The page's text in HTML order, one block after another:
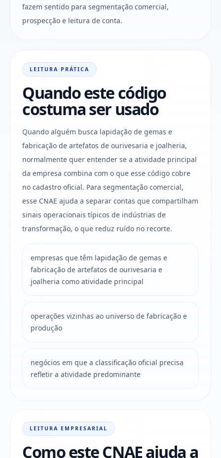
fazem sentido para segmentação comercial,
prospecção e leitura de conta.
LEITURA PRÁTICA
Quando este código
costuma ser usado
Quando alguém busca lapidação de gemas e
fabricação de artefatos de ourivesaria e joalheria,
normalmente quer entender se a atividade principal
da empresa combina com o que esse código cobre
no cadastro oficial. Para segmentação comercial,
esse CNAE ajuda a separar contas que compartilham
sinais operacionais típicos de indústrias de
transformação, o que reduz ruído no recorte.
empresas que têm lapidação de gemas e
fabricação de artefatos de ourivesaria e
joalheria como atividade principal
operações vizinhas ao universo de fabricação e
produção
negócios em que a classificação oficial precisa
refletir a atividade predominante
LEITURA EMPRESARIAL
Como este CNAE ajuda a